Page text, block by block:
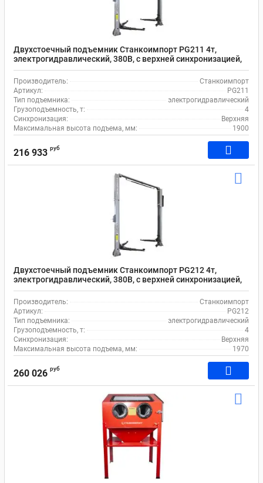
Двухстоечный подъемник Станкоимпорт PG211 4т,
электрогидравлический, 380В, с верхней синхронизацией,
100-1900 мм
Производитель:
Станкоимпорт
Артикул:
PG211
Тип подъемника:
электрогидравлический
Грузоподъемность, т:
4
Синхронизация:
Верхняя
Максимальная высота подъема, мм:
1900
216 933 руб
Двухстоечный подъемник Станкоимпорт PG212 4т,
электрогидравлический, 380В, с верхней синхронизацией,
100-1970 мм
Производитель:
Станкоимпорт
Артикул:
PG212
Тип подъемника:
электрогидравлический
Грузоподъемность, т:
4
Синхронизация:
Верхняя
Максимальная высота подъема, мм:
1970
260 026 руб